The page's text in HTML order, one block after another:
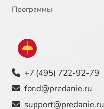
Программы
+7 (495) 722-92-79
fond@predanie.ru
support@predanie.ru